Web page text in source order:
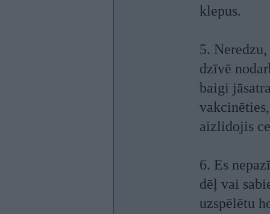
klepus.
5.
dzīvē
baigi
aizlidojis
6. Es
dēļ vai
uzspēlētu